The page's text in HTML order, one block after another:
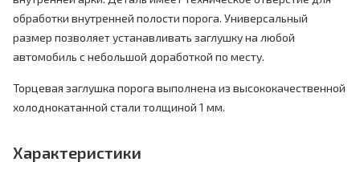
обработки внутренней полости порога. Универсальный
размер позволяет устанавливать заглушку на любой
автомобиль с небольшой доработкой по месту.
Торцевая заглушка порога выполнена из высококачественной
холоднокатанной стали толщиной 1 мм.
Характеристики